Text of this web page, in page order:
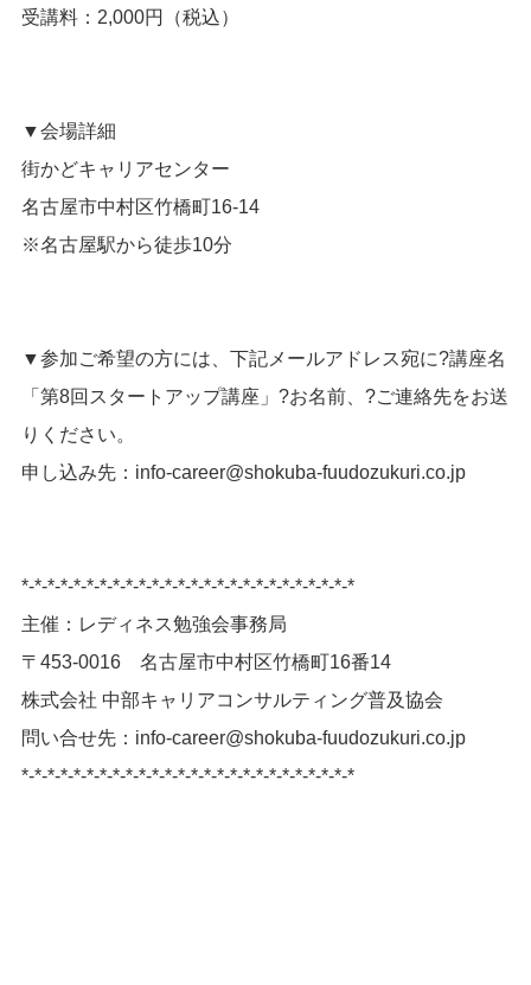
受講料：2,000円（税込）
▼会場詳細
街かどキャリアセンター
名古屋市中村区竹橋町16-14
※名古屋駅から徒歩10分
▼参加ご希望の方には、下記メールアドレス宛に?講座名
「第8回スタートアップ講座」?お名前、?ご連絡先をお送
りください。
申し込み先：info-career@shokuba-fuudozukuri.co.jp
*-*-*-*-*-*-*-*-*-*-*-*-*-*-*-*-*-*-*-*-*-*-*-*-*-*
主催：レディネス勉強会事務局
〒453-0016 名古屋市中村区竹橋町16番14
株式会社 中部キャリアコンサルティング普及協会
問い合せ先：info-career@shokuba-fuudozukuri.co.jp
*-*-*-*-*-*-*-*-*-*-*-*-*-*-*-*-*-*-*-*-*-*-*-*-*-*